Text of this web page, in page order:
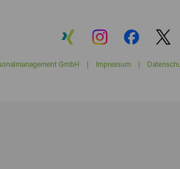
GmbH | Impressum|